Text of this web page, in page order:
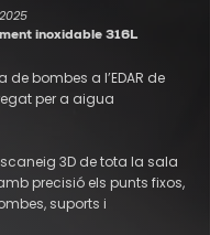
inoxidable 316L
bombes a l’EDAR de
per a aigua
3D de tota la sala
precisió els punts fixos,
suports i